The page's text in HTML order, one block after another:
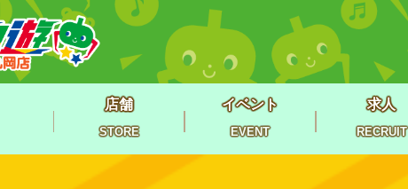
店舗
STORE
イベント
EVENT
求人
RECRUIT